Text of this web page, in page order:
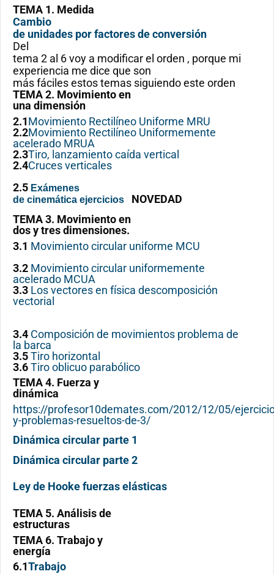
TEMA 1. Medida
Cambio
de unidades por factores de conversión
Del
tema 2 al 6 voy a modificar el orden , porque mi
experiencia me dice que son
más fáciles estos temas siguiendo este orden
TEMA 2. Movimiento en
una dimensión
2.1Movimiento Rectilíneo Uniforme MRU
2.2Movimiento Rectilíneo Uniformemente
acelerado MRUA
2.3Tiro, lanzamiento caída vertical
2.4Cruces verticales
2.5 Exámenes
de cinemática ejercicios
NOVEDAD
TEMA 3. Movimiento en
dos y tres dimensiones.
3.1 Movimiento circular uniforme MCU
3.2 Movimiento circular uniformemente
acelerado MCUA
3.3 Los vectores en física descomposición
vectorial
3.4 Composición de movimientos problema de
la barca
3.5Tiro horizontal
3.6Tiro oblicuo parabólico
TEMA 4. Fuerza y
dinámica
https://profesor10demates.com/2012/12/05/
y-problemas-resueltos-de-3/
Dinámica circular parte 1
Dinámica circular parte 2
Ley de Hooke fuerzas elásticas
TEMA 5. Análisis de
estructuras
TEMA 6. Trabajo y
energía
6.1Trabajo